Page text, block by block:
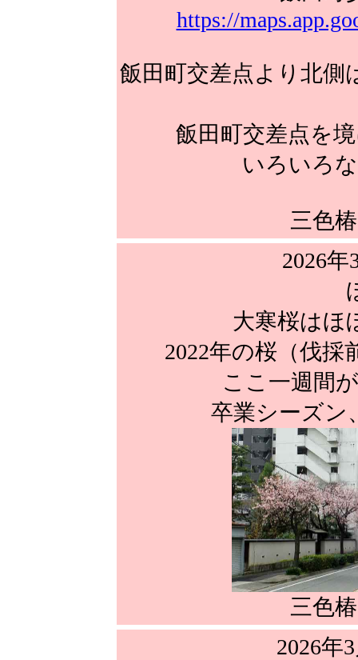
https://
飯田町交差点より北側
飯田町交差点を
いろいろ
三色
2026年
大寒桜はほ
2022年の桜（伐
ここ一週間
卒業シーズン
三色
2026年